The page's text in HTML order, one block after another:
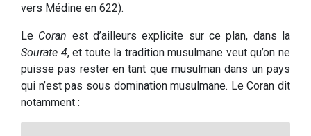
vers Médine en 622).
Le Coran est d’ailleurs explicite sur ce plan, dans la
Sourate 4, et toute la tradition musulmane veut qu’on ne
puisse pas rester en tant que musulman dans un pays
qui n’est pas sous domination musulmane. Le Coran dit
notamment :